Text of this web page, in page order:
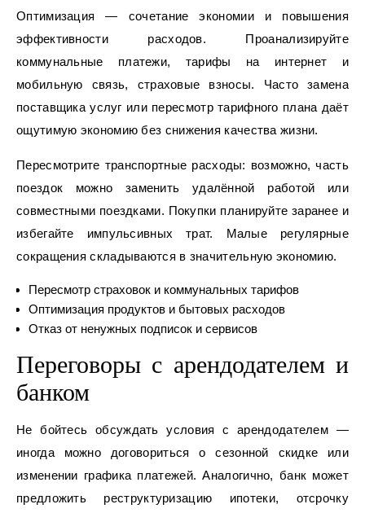
Оптимизация — сочетание экономии и повышения
эффективности расходов. Проанализируйте
коммунальные платежи, тарифы на интернет и
мобильную связь, страховые взносы. Часто замена
поставщика услуг или пересмотр тарифного плана даёт
ощутимую экономию без снижения качества жизни.
Пересмотрите транспортные расходы: возможно, часть
поездок можно заменить удалённой работой или
совместными поездками. Покупки планируйте заранее и
избегайте импульсивных трат. Малые регулярные
сокращения складываются в значительную экономию.
Пересмотр страховок и коммунальных тарифов
Оптимизация продуктов и бытовых расходов
Отказ от ненужных подписок и сервисов
Переговоры с арендодателем и
банком
Не бойтесь обсуждать условия с арендодателем —
иногда можно договориться о сезонной скидке или
изменении графика платежей. Аналогично, банк может
предложить реструктуризацию ипотеки, отсрочку